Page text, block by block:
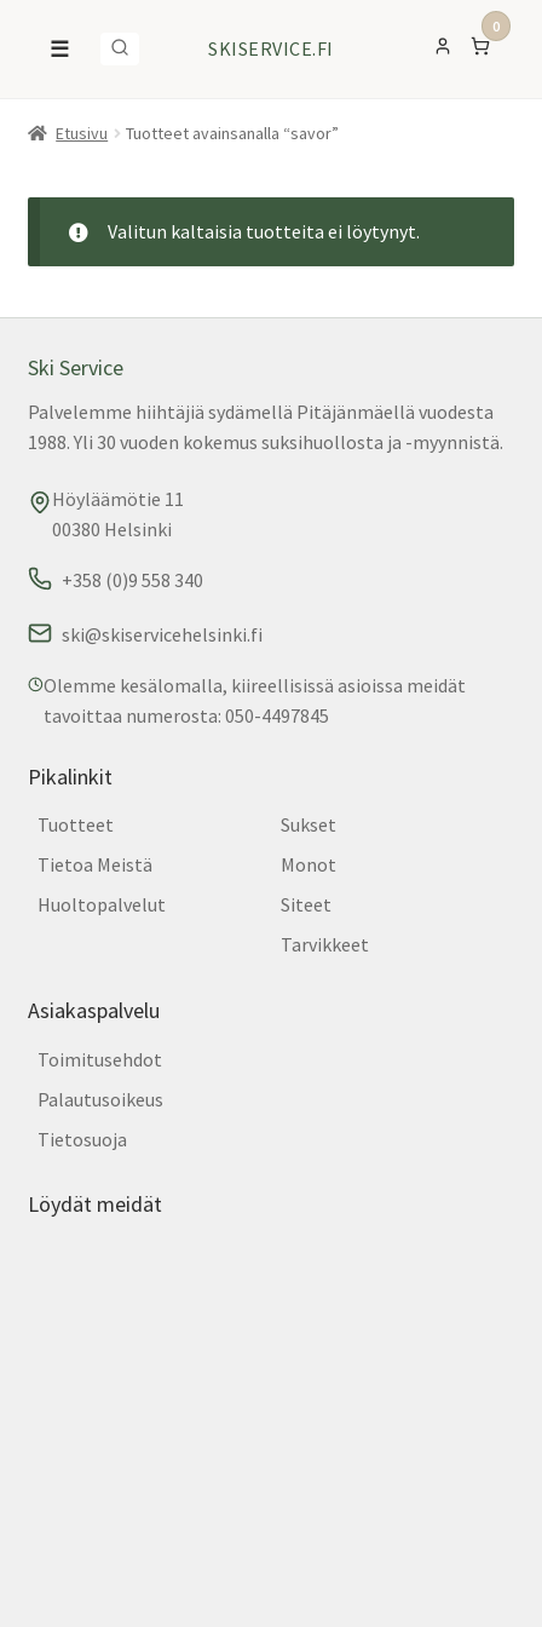
☰ SKISERVICE.FI
0
Etusivu Tuotteet avainsanalla “savor”
Valitun kaltaisia tuotteita ei löytynyt.
Ski Service
Palvelemme hiihtäjiä sydämellä Pitäjänmäellä vuodesta
1988. Yli 30 vuoden kokemus suksihuollosta ja -myynnistä.
Höyläämötie 11
00380 Helsinki
+358 (0)9 558 340
ski@skiservicehelsinki.fi
Olemme kesälomalla, kiireellisissä asioissa meidät
tavoittaa numerosta: 050-4497845
Pikalinkit
Tuotteet
Tietoa Meistä
Huoltopalvelut
Sukset
Monot
Siteet
Tarvikkeet
Asiakaspalvelu
Toimitusehdot
Palautusoikeus
Tietosuoja
Löydät meidät